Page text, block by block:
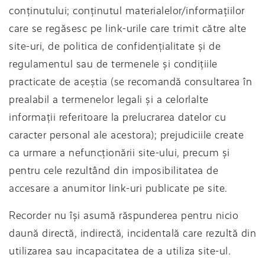
conținutului; conținutul materialelor/informațiilor
care se regăsesc pe link-urile care trimit către alte
site-uri, de politica de confidențialitate și de
regulamentul sau de termenele și condițiile
practicate de aceștia (se recomandă consultarea în
prealabil a termenelor legali și a celorlalte
informații referitoare la prelucrarea datelor cu
caracter personal ale acestora); prejudiciile create
ca urmare a nefuncționării site-ului, precum și
pentru cele rezultând din imposibilitatea de
accesare a anumitor link-uri publicate pe site.
Recorder nu își asumă răspunderea pentru nicio
daună directă, indirectă, incidentală care rezultă din
utilizarea sau incapacitatea de a utiliza site-ul.